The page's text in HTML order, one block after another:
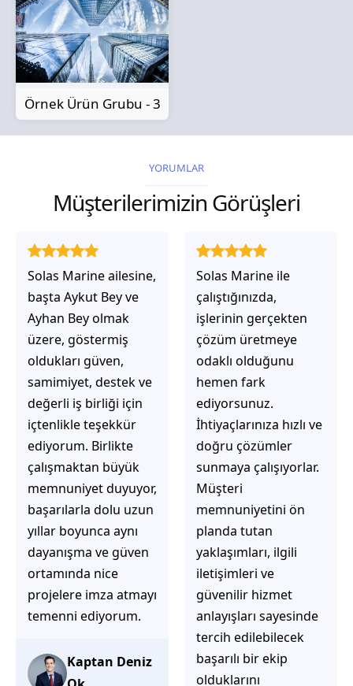
Örnek Ürün Grubu - 3
YORUMLAR
Müşterilerimizin Görüşleri
Solas Marine ailesine,
başta Aykut Bey ve
Ayhan Bey olmak
üzere, göstermiş
oldukları güven,
samimiyet, destek ve
değerli iş birliği için
içtenlikle teşekkür
ediyorum. Birlikte
çalışmaktan büyük
memnuniyet duyuyor,
başarılarla dolu uzun
yıllar boyunca aynı
dayanışma ve güven
ortamında nice
projelere imza atmayı
temenni ediyorum.
Kaptan Deniz
Solas Marine ile
çalıştığınızda,
işlerinin gerçekten
çözüm üretmeye
odaklı olduğunu
hemen fark
ediyorsunuz.
İhtiyaçlarınıza hızlı ve
doğru çözümler
sunmaya çalışıyorlar.
Müşteri
memnuniyetini ön
planda tutan
yaklaşımları, ilgili
iletişimleri ve
güvenilir hizmet
anlayışları sayesinde
tercih edilebilecek
başarılı bir ekip
olduklarını